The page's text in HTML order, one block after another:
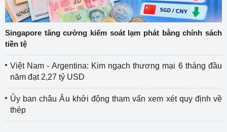
Singapore tăng cường kiểm soát lạm phát bằng chính sách
tiền tệ
Việt Nam - Argentina: Kim ngạch thương mại 6 tháng đầu
năm đạt 2,27 tỷ USD
Ủy ban châu Âu khởi động tham vấn xem xét quy định về
thép